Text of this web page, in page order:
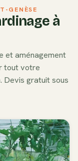
GENÈSE
à
et aménagement
tout votre
Devis gratuit sous